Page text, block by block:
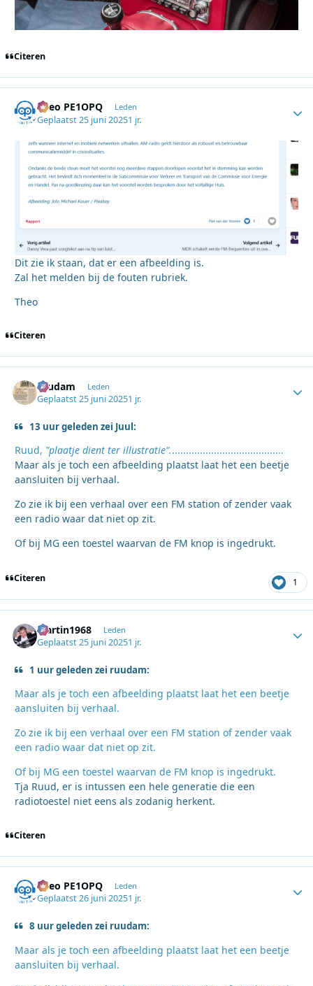
Citeren
Theo PE1OPQ Leden
Geplaatst25 juni 20251 jr.
Dit zie ik staan, dat er een afbeelding is.
Zal het melden bij de fouten rubriek.
Theo
Citeren
ruudam Leden
Geplaatst25 juni 20251 jr.
13 uur geleden zei Juul:
Ruud, "plaatje dient ter illustratie".........................................
Maar als je toch een afbeelding plaatst laat het een beetje
aansluiten bij verhaal.
Zo zie ik bij een verhaal over een FM station of zender vaak
een radio waar dat niet op zit.
Of bij MG een toestel waarvan de FM knop is ingedrukt.
Citeren 1
Martin1968 Leden
Geplaatst25 juni 20251 jr.
1 uur geleden zei ruudam:
Maar als je toch een afbeelding plaatst laat het een beetje
aansluiten bij verhaal.
Zo zie ik bij een verhaal over een FM station of zender vaak
een radio waar dat niet op zit.
Of bij MG een toestel waarvan de FM knop is ingedrukt.
Tja Ruud, er is intussen een hele generatie die een
radiotoestel niet eens als zodanig herkent.
Citeren
Theo PE1OPQ Leden
Geplaatst26 juni 20251 jr.
8 uur geleden zei ruudam:
Maar als je toch een afbeelding plaatst laat het een beetje
aansluiten bij verhaal.